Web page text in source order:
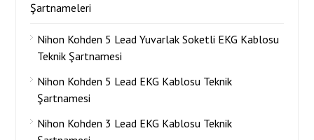
Şartnameleri
Nihon Kohden 5 Lead Yuvarlak Soketli EKG Kablosu
Teknik Şartnamesi
Nihon Kohden 5 Lead EKG Kablosu Teknik
Şartnamesi
Nihon Kohden 3 Lead EKG Kablosu Teknik